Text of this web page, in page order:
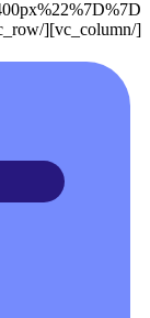
[/vc_column][/vc_row]